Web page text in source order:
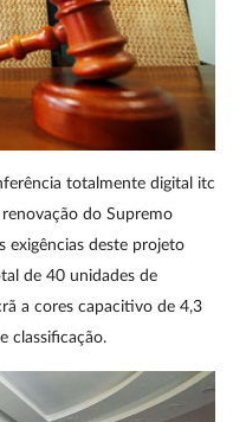
totalmente digital itc
do Supremo
exigências deste projeto
de 40 unidades de
a cores capacitivo de 4,3
classificação.